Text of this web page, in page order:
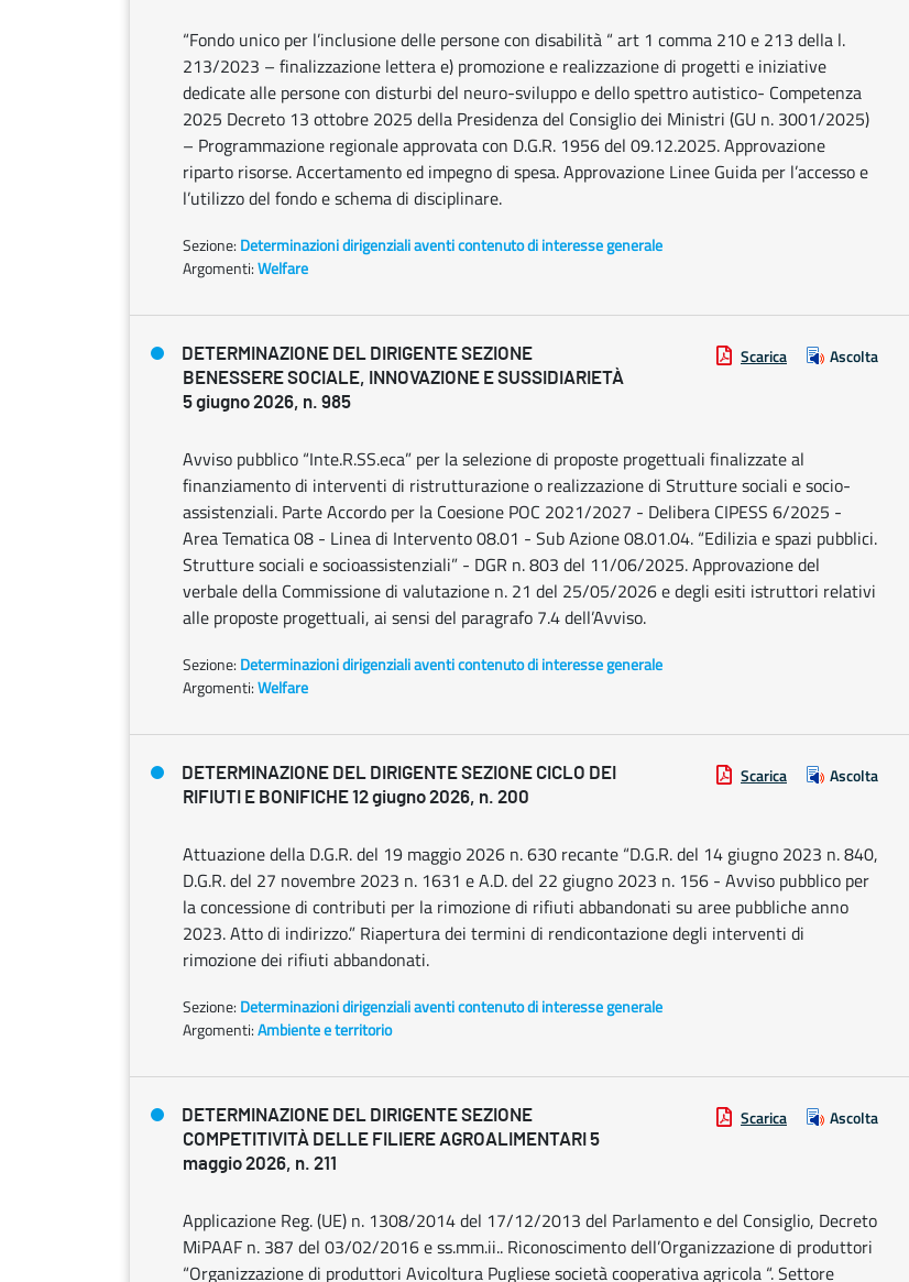
“Fondo unico per l’inclusione delle persone con disabilità “ art 1 comma 210 e 213 della l.
213/2023 – finalizzazione lettera e) promozione e realizzazione di progetti e iniziative
dedicate alle persone con disturbi del neuro-sviluppo e dello spettro autistico- Competenza
2025 Decreto 13 ottobre 2025 della Presidenza del Consiglio dei Ministri (GU n. 3001/2025)
– Programmazione regionale approvata con D.G.R. 1956 del 09.12.2025. Approvazione
riparto risorse. Accertamento ed impegno di spesa. Approvazione Linee Guida per l’accesso e
l’utilizzo del fondo e schema di disciplinare.
Sezione: Determinazioni dirigenziali aventi contenuto di interesse generale
Argomenti:Welfare
DETERMINAZIONE DEL DIRIGENTE SEZIONE
BENESSERE SOCIALE, INNOVAZIONE E SUSSIDIARIETÀ
5 giugno 2026, n. 985
Scarica Ascolta
Avviso pubblico “Inte.R.SS.eca” per la selezione di proposte progettuali finalizzate al
finanziamento di interventi di ristrutturazione o realizzazione di Strutture sociali e socio-
assistenziali. Parte Accordo per la Coesione POC 2021/2027 - Delibera CIPESS 6/2025 -
Area Tematica 08 - Linea di Intervento 08.01 - Sub Azione 08.01.04. “Edilizia e spazi pubblici.
Strutture sociali e socioassistenziali” - DGR n. 803 del 11/06/2025. Approvazione del
verbale della Commissione di valutazione n. 21 del 25/05/2026 e degli esiti istruttori relativi
alle proposte progettuali, ai sensi del paragrafo 7.4 dell’Avviso.
Sezione: Determinazioni dirigenziali aventi contenuto di interesse generale
Argomenti:Welfare
DETERMINAZIONE DEL DIRIGENTE SEZIONE CICLO DEI
RIFIUTI E BONIFICHE 12 giugno 2026, n. 200
Scarica Ascolta
Attuazione della D.G.R. del 19 maggio 2026 n. 630 recante “D.G.R. del 14 giugno 2023 n. 840,
D.G.R. del 27 novembre 2023 n. 1631 e A.D. del 22 giugno 2023 n. 156 - Avviso pubblico per
la concessione di contributi per la rimozione di rifiuti abbandonati su aree pubbliche anno
2023. Atto di indirizzo.” Riapertura dei termini di rendicontazione degli interventi di
rimozione dei rifiuti abbandonati.
Sezione: Determinazioni dirigenziali aventi contenuto di interesse generale
Argomenti:Ambiente e territorio
DETERMINAZIONE DEL DIRIGENTE SEZIONE
COMPETITIVITÀ DELLE FILIERE AGROALIMENTARI 5
maggio 2026, n. 211
Scarica Ascolta
Applicazione Reg. (UE) n. 1308/2014 del 17/12/2013 del Parlamento e del Consiglio, Decreto
MiPAAF n. 387 del 03/02/2016 e ss.mm.ii.. Riconoscimento dell’Organizzazione di produttori
“Organizzazione di produttori Avicoltura Pugliese società cooperativa agricola “. Settore